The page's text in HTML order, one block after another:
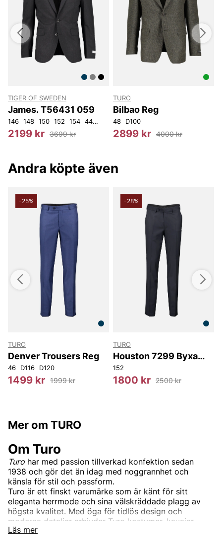
TIGER OF SWEDEN
James. T56431 059
146 148 150 152 154 44 46 54 92 96
2199 kr 3699 kr
TURO
Bilbao Reg
48 D100
2899 kr 4000 kr
Andra köpte även
146
-25%
TURO
Denver Trousers Reg
46 D116 D120
1499 kr 1999 kr
-28%
TURO
Houston 7299 Byxa
Slim
152
1800 kr 2500 kr
Mer om TURO
Läs mer
Om Turo
Turo har med passion tillverkad konfektion sedan
1938 och gör det än idag med noggrannhet och
känsla för stil och passform.
Turo är ett finskt varumärke som är känt för sitt
eleganta herrmode och sina välskräddade plagg av
högsta kvalitet. Med öga för tidlös design och
moderna detaljer erbjuder Turo kostymer, kavajer,
byxor och skjortor som kombinerar stilren estetik med